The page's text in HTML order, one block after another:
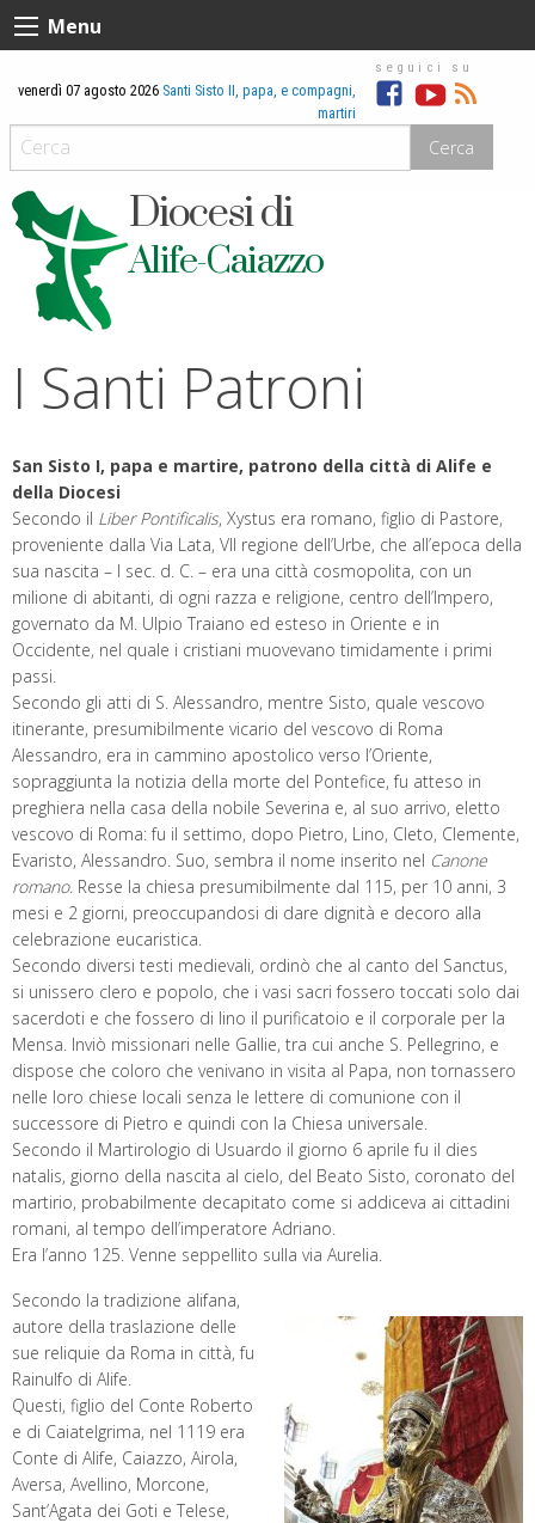
Skip
to
Menu
venerdì 07 agosto 2026 Santi Sisto II, papa, e compagni,
martiri
Facebook
Youtube
RSS
Cerca
Diocesi di
Alife-Caiazzo
I Santi Patroni
San Sisto I, papa e martire, patrono della città di Alife e
della Diocesi
Secondo il Liber Pontificalis, Xystus era romano, figlio di Pastore,
proveniente dalla Via Lata, VII regione dell’Urbe, che all’epoca della
sua nascita – I sec. d. C. – era una città cosmopolita, con un
milione di abitanti, di ogni razza e religione, centro dell’Impero,
governato da M. Ulpio Traiano ed esteso in Oriente e in
Occidente, nel quale i cristiani muovevano timidamente i primi
passi.
Secondo gli atti di S. Alessandro, mentre Sisto, quale vescovo
itinerante, presumibilmente vicario del vescovo di Roma
Alessandro, era in cammino apostolico verso l’Oriente,
sopraggiunta la notizia della morte del Pontefice, fu atteso in
preghiera nella casa della nobile Severina e, al suo arrivo, eletto
vescovo di Roma: fu il settimo, dopo Pietro, Lino, Cleto, Clemente,
Evaristo, Alessandro. Suo, sembra il nome inserito nel Canone
romano. Resse la chiesa presumibilmente dal 115, per 10 anni, 3
mesi e 2 giorni, preoccupandosi di dare dignità e decoro alla
celebrazione eucaristica.
Secondo diversi testi medievali, ordinò che al canto del Sanctus,
si unissero clero e popolo, che i vasi sacri fossero toccati solo dai
sacerdoti e che fossero di lino il purificatoio e il corporale per la
Mensa. Inviò missionari nelle Gallie, tra cui anche S. Pellegrino, e
dispose che coloro che venivano in visita al Papa, non tornassero
nelle loro chiese locali senza le lettere di comunione con il
successore di Pietro e quindi con la Chiesa universale.
Secondo il Martirologio di Usuardo il giorno 6 aprile fu il dies
natalis, giorno della nascita al cielo, del Beato Sisto, coronato del
martirio, probabilmente decapitato come si addiceva ai cittadini
romani, al tempo dell’imperatore Adriano.
Era l’anno 125. Venne seppellito sulla via Aurelia.
Secondo la tradizione alifana,
autore della traslazione delle
sue reliquie da Roma in città, fu
Rainulfo di Alife.
Questi, figlio del Conte Roberto
e di Caiatelgrima, nel 1119 era
Conte di Alife, Caiazzo, Airola,
Aversa, Avellino, Morcone,
Sant’Agata dei Goti e Telese,